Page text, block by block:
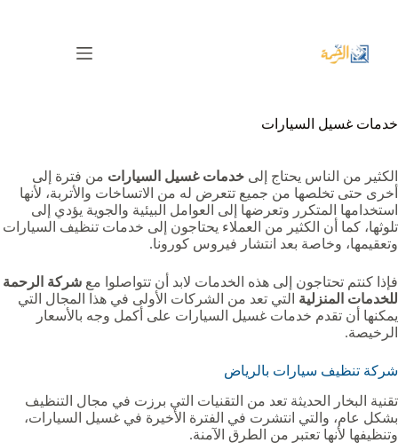
المحتوى
خدمات غسيل السيارات
الكثير من الناس يحتاج إلى خدمات غسيل السيارات من فترة إلى
أخرى حتى تخلصها من جميع تتعرض له من الاتساخات والأتربة، لأنها
استخدامها المتكرر وتعرضها إلى العوامل البيئية والجوية يؤدي إلى
تلوثها، كما أن الكثير من العملاء يحتاجون إلى خدمات تنظيف السيارات
وتعقيمها، وخاصة بعد انتشار فيروس كورونا.
فإذا كنتم تحتاجون إلى هذه الخدمات لابد أن تتواصلوا مع شركة الرحمة
للخدمات المنزلية التي تعد من الشركات الأولى في هذا المجال التي
يمكنها أن تقدم خدمات غسيل السيارات على أكمل وجه بالأسعار
الرخيصة.
شركة تنظيف سيارات بالرياض
تقنية البخار الحديثة تعد من التقنيات التي برزت في مجال التنظيف
بشكل عام، والتي انتشرت في الفترة الأخيرة في غسيل السيارات،
وتنظيفها لأنها تعتبر من الطرق الآمنة.